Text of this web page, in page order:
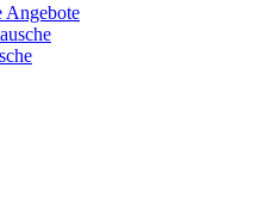
Angebote